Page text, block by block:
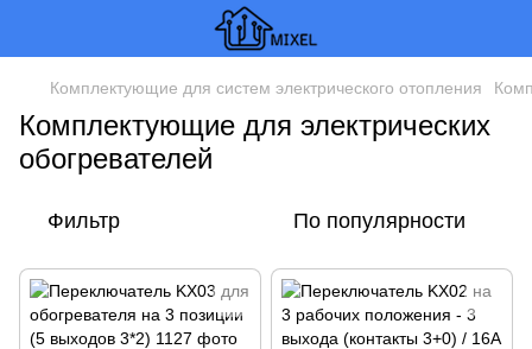
Комплектующие для систем электрического отопления
Комплектующие для электрических
обогревателей
Фильтр По популярности